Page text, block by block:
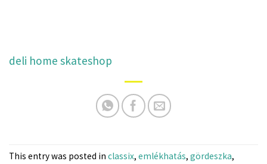
deli home skateshop
This entry was posted in classix, emlékhatás, gördeszka,